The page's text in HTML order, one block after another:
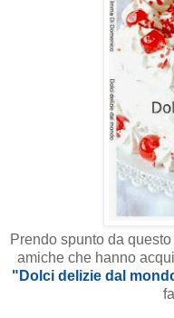
Prendo spunto da
amiche che hanno
"Dolci delizie dal